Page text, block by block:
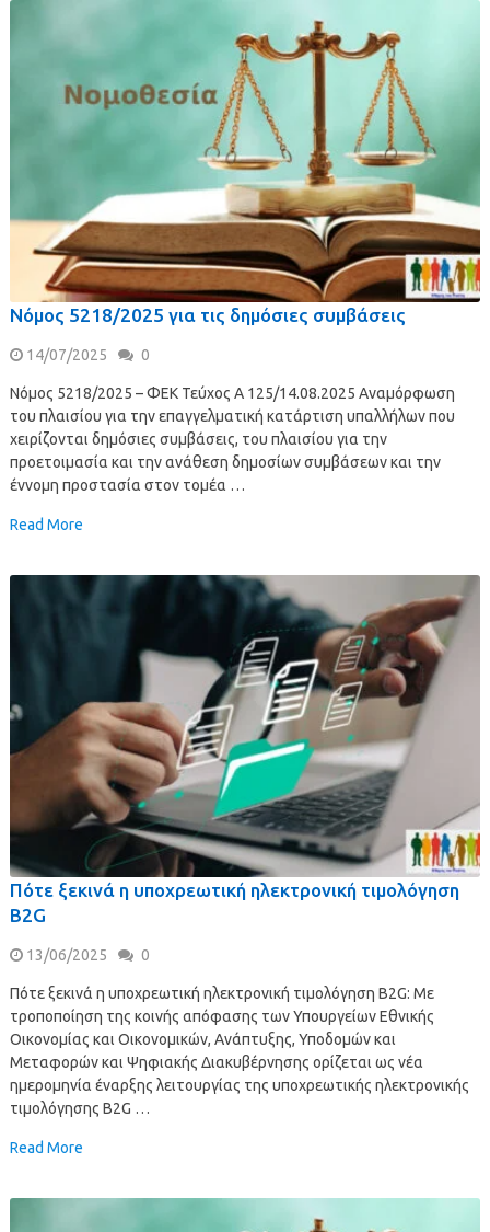
Νόμος 5218/2025 για τις δημόσιες συμβάσεις
14/07/2025 0
Νόμος 5218/2025 – ΦΕΚ Τεύχος Α 125/14.08.2025 Αναμόρφωση
του πλαισίου για την επαγγελματική κατάρτιση υπαλλήλων που
χειρίζονται δημόσιες συμβάσεις, του πλαισίου για την
προετοιμασία και την ανάθεση δημοσίων συμβάσεων και την
έννομη προστασία στον τομέα …
Read More
Πότε ξεκινά η υποχρεωτική ηλεκτρονική τιμολόγηση
B2G
13/06/2025 0
Πότε ξεκινά η υποχρεωτική ηλεκτρονική τιμολόγηση B2G: Με
τροποποίηση της κοινής απόφασης των Υπουργείων Εθνικής
Οικονομίας και Οικονομικών, Ανάπτυξης, Υποδομών και
Μεταφορών και Ψηφιακής Διακυβέρνησης ορίζεται ως νέα
ημερομηνία έναρξης λειτουργίας της υποχρεωτικής ηλεκτρονικής
τιμολόγησης B2G …
Read More